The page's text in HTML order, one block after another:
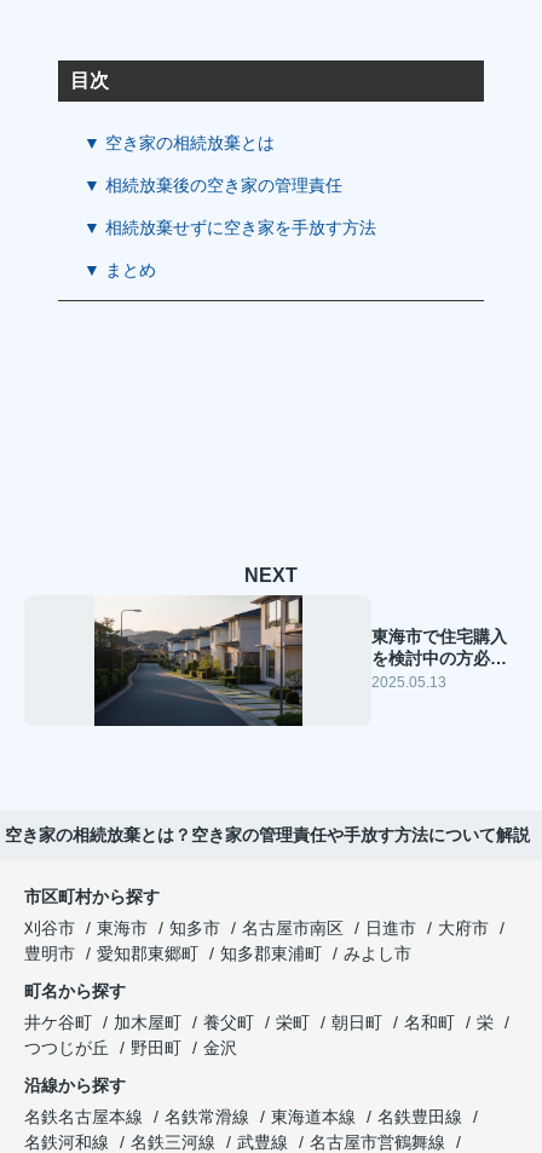
目次
▼ 空き家の相続放棄とは
▼ 相続放棄後の空き家の管理責任
▼ 相続放棄せずに空き家を手放す方法
▼ まとめ
NEXT
東海市で住宅購入
を検討中の方必
見！魅力と重要ポ
2025.05.13
空き家の相続放棄とは？空き家の管理責任や手放す方法について解説
市区町村から探す
刈谷市
東海市 知多市 名古屋市南区 日進市
大府市
豊明市
愛知郡東郷町 知多郡東浦町
みよし市
町名から探す
井ケ谷町
加木屋町 養父町 栄町 朝日町 名和町
栄
つつじが丘
野田町
金沢
沿線から探す
名鉄名古屋本線
名鉄常滑線 東海道本線
名鉄豊田線
名鉄河和線
名鉄三河線 武豊線
名古屋市営鶴舞線